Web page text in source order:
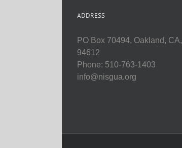
ADDRESS
PO Box 70494, Oakland, CA,
94612
Phone: 510-763-1403
info@nisgua.org